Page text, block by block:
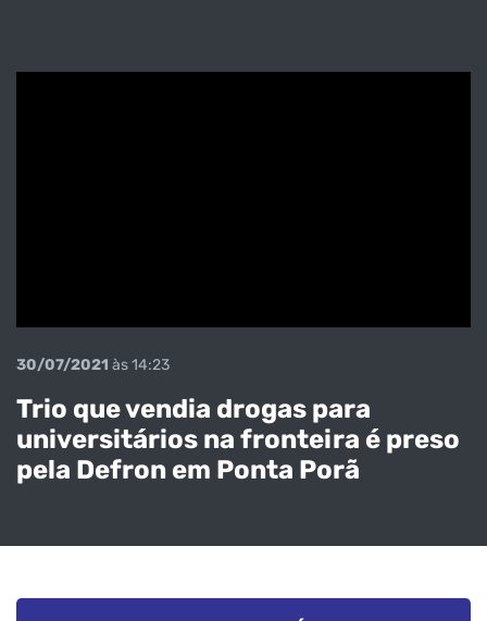
30/07/2021 às 14:23
Trio que vendia drogas para
universitários na fronteira é preso
pela Defron em Ponta Porã
Veja o